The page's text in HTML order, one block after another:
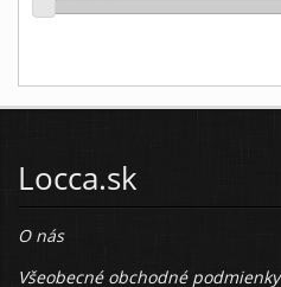
Locca.sk
O nás
Všeobecné obchodné podmienky